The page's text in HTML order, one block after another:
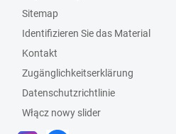
Sitemap
Identifizieren Sie das Material
Kontakt
Zugänglichkeitserklärung
Datenschutzrichtlinie
Włącz nowy slider